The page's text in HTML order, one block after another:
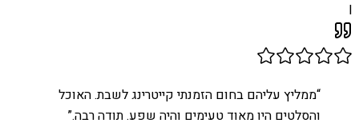
I
“ממליץ עליהם בחום הזמנתי קייטרינג לשבת. האוכל
והסלטים היו מאוד טעימים והיה שפע. תודה רבה.”